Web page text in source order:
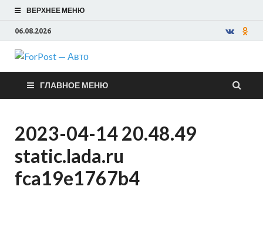
ВЕРХНЕЕ МЕНЮ
06.08.2026
ForPost —
Авто
ГЛАВНОЕ МЕНЮ
2023-04-14 20.48.49
static.lada.ru
fca19e1767b4